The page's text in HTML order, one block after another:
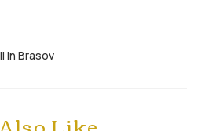
in Brasov